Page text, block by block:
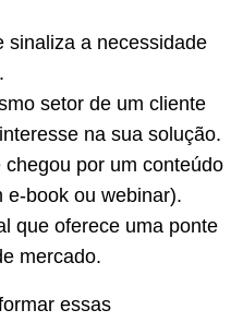
sinaliza a necessidade
setor de um cliente
na sua solução.
por um conteúdo
e-book ou webinar).
que oferece uma ponte
mercado.
essas